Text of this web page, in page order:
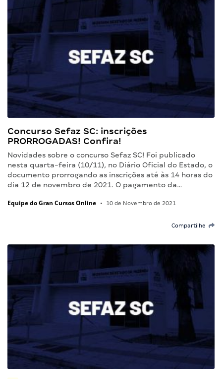
Concurso Sefaz SC: inscrições
PRORROGADAS! Confira!
Novidades sobre o concurso Sefaz SC! Foi publicado
nesta quarta-feira (10/11), no Diário Oficial do Estado, o
documento prorrogando as inscrições até às 14 horas do
dia 12 de novembro de 2021. O pagamento da…
Equipe do Gran Cursos Online • 10 de Novembro de 2021
Compartilhe